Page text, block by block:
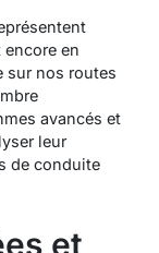
encore en
sur nos routes
avancés et
leur
de conduite
et